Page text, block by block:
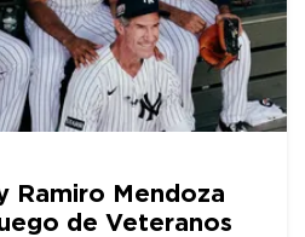
Ramiro Mendoza
de Veteranos